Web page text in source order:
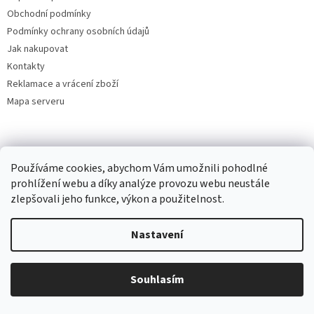
Používáme cookies, abychom Vám umožnili pohodlné
prohlížení webu a díky analýze provozu webu neustále
zlepšovali jeho funkce, výkon a použitelnost.
Nastavení
Souhlasím
Obchodní podmínky
Podmínky ochrany osobních údajů
Jak nakupovat
Kontakty
Reklamace a vrácení zboží
Mapa serveru
Vložte svůj e-mail a my vám budeme zasílat informace o nových
produktech na našem e-shopu.